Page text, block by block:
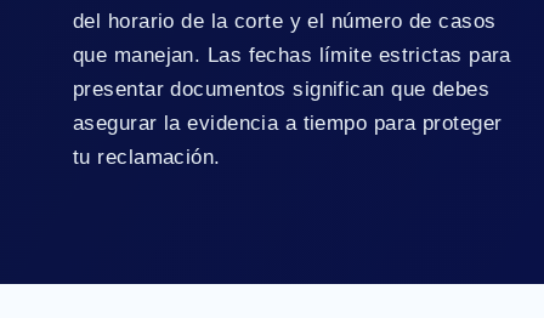
del horario de la corte y el número de casos
que manejan. Las fechas límite estrictas para
presentar documentos significan que debes
asegurar la evidencia a tiempo para proteger
tu reclamación.